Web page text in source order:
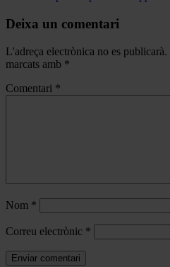
Deixa un comentari
L'adreça electrònica no es publicarà.
marcats amb *
Comentari *
Nom *
Correu electrònic *